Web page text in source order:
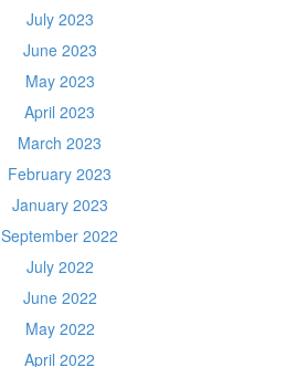
July 2023
June 2023
May 2023
April 2023
March 2023
February 2023
January 2023
September 2022
July 2022
June 2022
May 2022
April 2022